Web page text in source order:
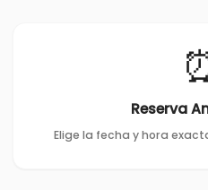
Reserva
Elige la fecha y hora